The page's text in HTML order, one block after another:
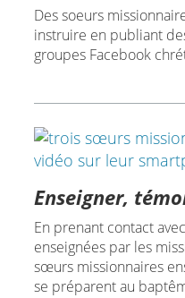
Des soeurs
instruire en publiant
groupes Facebook
Enseigner,
En prenant contact
enseignées par les
sœurs missionnaires
se préparent au